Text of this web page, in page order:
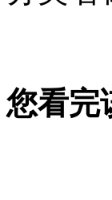
NBA巨星云
您看完